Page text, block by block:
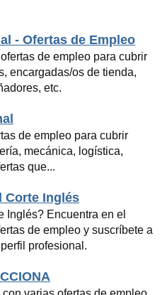
- Ofertas de Empleo
de empleo para cubrir
encargadas/os de tienda,
etc.
de empleo para cubrir
mecánica, logística,
que...
Corte Inglés
Inglés? Encuentra en el
de empleo y suscríbete a
profesional.